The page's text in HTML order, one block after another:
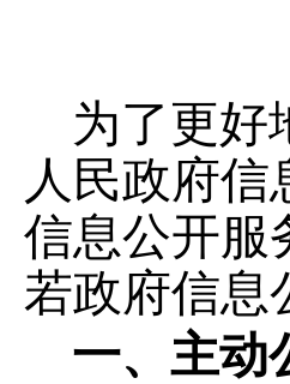
为了更好
人民政府
信息公开服
若政府信息
一、主动